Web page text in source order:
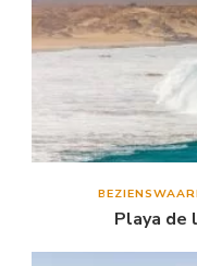
Playa de